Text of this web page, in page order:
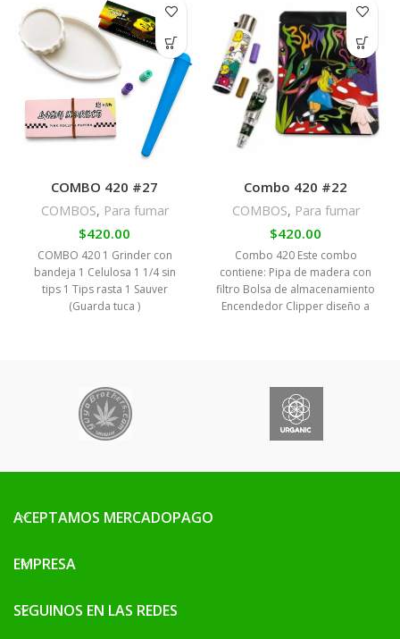
COMBO 420 #27
COMBOS, Para fumar
$420.00
COMBO 420 1 Grinder con
bandeja 1 Celulosa 1 1/4 sin
tips 1 Tips rasta 1 Sauver
(Guarda tuca )
Combo 420 #22
COMBOS, Para fumar
$420.00
Combo 420 Este combo
contiene: Pipa de madera con
filtro Bolsa de almacenamiento
Encendedor Clipper diseño a
ACEPTAMOS MERCADOPAGO
EMPRESA
SEGUINOS EN LAS REDES